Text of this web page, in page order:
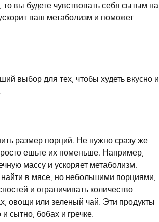
вы будете чувствовать себя сытым на
ваш метаболизм и поможет
выбор для тех, чтобы худеть вкусно и
размер порций. Не нужно сразу же
ешьте их поменьше. Например,
массу и ускоряет метаболизм.
в мясе, но небольшими порциями,
и ограничивать количество
овощи или зеленый чай. Эти продукты
и сытно, бобах и гречке.